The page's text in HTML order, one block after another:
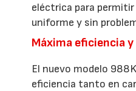
eléctrica para
uniforme y sin
Máxima eficiencia
El nuevo modelo
eficiencia tanto en